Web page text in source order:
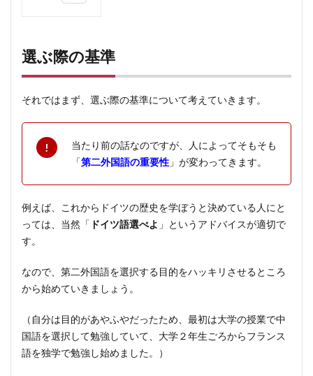
基準
目的
1.2
当て
る人
2
目的
ント
2.1
のた
めの
方
選ぶ際の基準
それではまず、選ぶ際の基準について考えていきます。
当たり前の話なのですが、人によってそもそも
「第二外国語の重要性 」が変わってきます。
例えば、これからドイツの歴史を学ぼうと決めている人にと
っては、当然「 ドイツ語選べよ 」というアドバイスが適切で
す。
なので、第二外国語を選択する目的をハッキリさせるところ
から始めていきましょう。
（自分は目的があやふやだったため、最初は大学の授業で中
国語を選択して勉強していて、大学２年生ごろからフランス
語を独学で勉強し始めました。）